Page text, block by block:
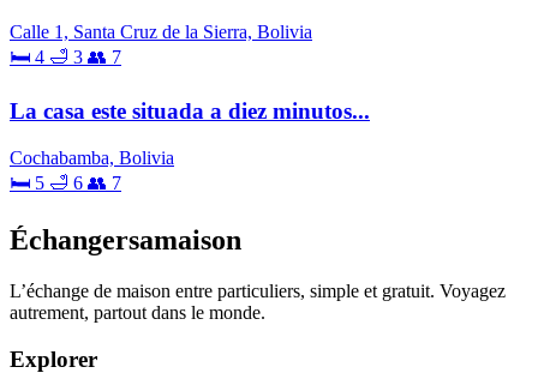
Calle 1, Santa Cruz de la Sierra, Bolivia
🛏 4 🛁 3 👥 7
La casa este situada a diez minutos...
Cochabamba, Bolivia
🛏 5 🛁 6 👥 7
Échangersamaison
L’échange de maison entre particuliers, simple et gratuit. Voyagez
autrement, partout dans le monde.
Explorer